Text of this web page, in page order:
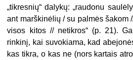
„tikresnių“ dalykų: „raudonu
ant marškinėlių / su palmės šakom
visos kitos // netikros“ (p. 21).
rinkinį, kai suvokiama, kad
kas tikra, o kas ne (nors kartais